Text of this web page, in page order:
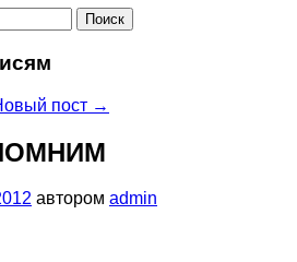
пост →
автором admin